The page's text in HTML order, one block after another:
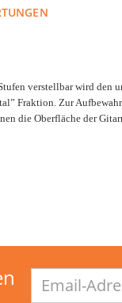
verstellbar wird den
Zur
die Oberfläche der
Adresse